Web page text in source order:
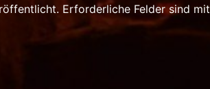
Erforderliche Felder sind mit